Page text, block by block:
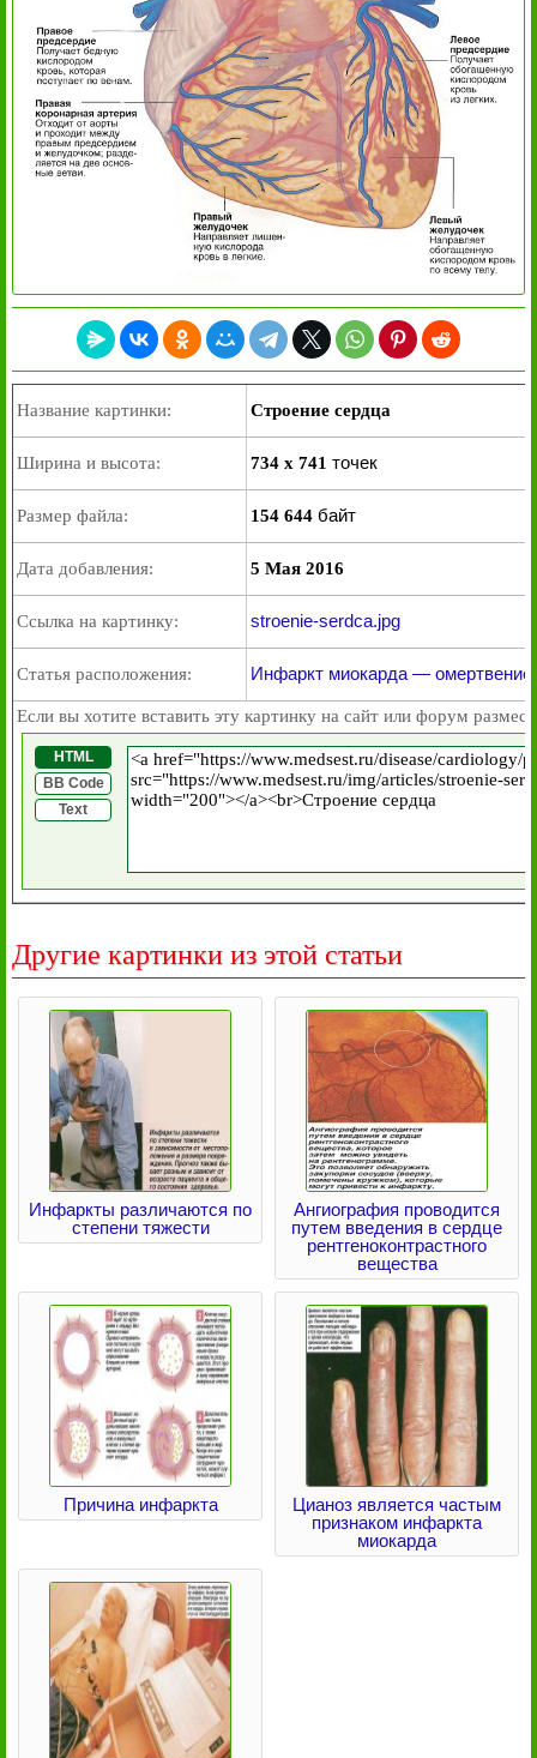
Название картинки: Строение сердца
Ширина и высота: 734 x 741 точек
Размер файла: 154 644 байт
Дата добавления: 5 Мая 2016
Ссылка на картинку: stroenie-serdca.jpg
Статья расположения: Инфаркт миокарда —
Если вы хотите вставить эту картинку на сайт или форум
HTML
BB Code
Text
Другие картинки из этой статьи
Инфаркты различаются по
степени тяжести
Ангиография проводится
путем введения в сердце
рентгеноконтрастного
вещества
Причина инфаркта
Цианоз является частым
признаком инфаркта
миокарда